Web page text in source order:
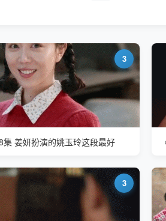
3
集 姜妍扮演的姚玉玲这段最好
3